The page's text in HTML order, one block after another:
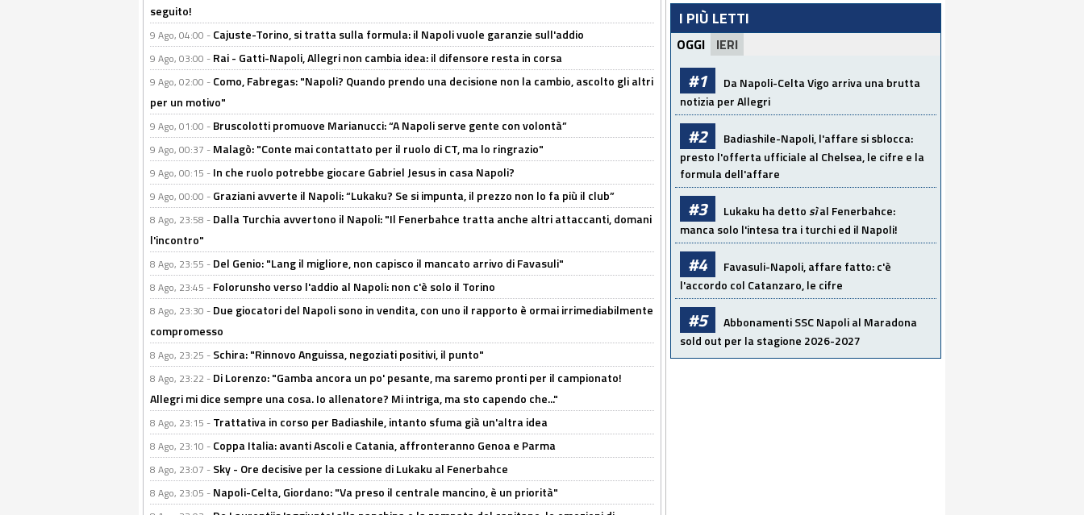
seguito!
9 Ago, 04:00 - Cajuste-Torino, si tratta sulla formula: il Napoli vuole garanzie sull'addio
9 Ago, 03:00 - Rai - Gatti-Napoli, Allegri non cambia idea: il difensore resta in corsa
9 Ago, 02:00 - Como, Fabregas: "Napoli? Quando prendo una decisione non la cambio, ascolto gli altri
per un motivo"
9 Ago, 01:00 - Bruscolotti promuove Marianucci: “A Napoli serve gente con volontà”
9 Ago, 00:37 - Malagò: "Conte mai contattato per il ruolo di CT, ma lo ringrazio"
9 Ago, 00:15 - In che ruolo potrebbe giocare Gabriel Jesus in casa Napoli?
9 Ago, 00:00 - Graziani avverte il Napoli: “Lukaku? Se si impunta, il prezzo non lo fa più il club”
8 Ago, 23:58 - Dalla Turchia avvertono il Napoli: "Il Fenerbahce tratta anche altri attaccanti, domani
l'incontro"
8 Ago, 23:55 - Del Genio: "Lang il migliore, non capisco il mancato arrivo di Favasuli"
8 Ago, 23:45 - Folorunsho verso l'addio al Napoli: non c'è solo il Torino
8 Ago, 23:30 - Due giocatori del Napoli sono in vendita, con uno il rapporto è ormai irrimediabilmente
compromesso
8 Ago, 23:25 - Schira: "Rinnovo Anguissa, negoziati positivi, il punto"
8 Ago, 23:22 - Di Lorenzo: "Gamba ancora un po' pesante, ma saremo pronti per il campionato!
Allegri mi dice sempre una cosa. Io allenatore? Mi intriga, ma sto capendo che..."
8 Ago, 23:15 - Trattativa in corso per Badiashile, intanto sfuma già un'altra idea
8 Ago, 23:10 - Coppa Italia: avanti Ascoli e Catania, affronteranno Genoa e Parma
8 Ago, 23:07 - Sky - Ore decisive per la cessione di Lukaku al Fenerbahce
8 Ago, 23:05 - Napoli-Celta, Giordano: "Va preso il centrale mancino, è un priorità"
I PIÙ LETTI
OGGI IERI
#1
Da Napoli-Celta Vigo arriva una brutta
notizia per Allegri
#2
Badiashile-Napoli, l'affare si sblocca:
presto l'offerta ufficiale al Chelsea, le cifre e la
formula dell'affare
#3 Lukaku ha dettosìal Fenerbahce:
manca solo l'intesa tra i turchi ed il Napoli!
#4
Favasuli-Napoli, affare fatto: c'è
l'accordo col Catanzaro, le cifre
#5
Abbonamenti SSC Napoli al Maradona
sold out per la stagione 2026-2027